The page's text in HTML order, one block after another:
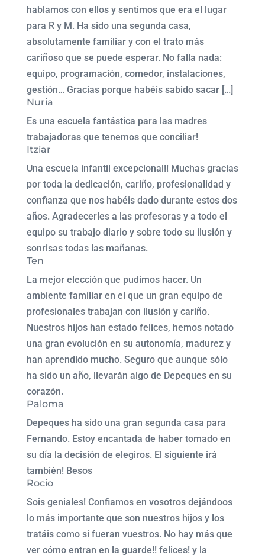
hablamos con ellos y sentimos que era el lugar
para R y M. Ha sido una segunda casa,
absolutamente familiar y con el trato más
cariñoso que se puede esperar. No falla nada:
equipo, programación, comedor, instalaciones,
gestión… Gracias porque habéis sabido sacar […]
Nuria
Es una escuela fantástica para las madres
trabajadoras que tenemos que conciliar!
Itziar
Una escuela infantil excepcional!! Muchas gracias
por toda la dedicación, cariño, profesionalidad y
confianza que nos habéis dado durante estos dos
años. Agradecerles a las profesoras y a todo el
equipo su trabajo diario y sobre todo su ilusión y
sonrisas todas las mañanas.
Ten
La mejor elección que pudimos hacer. Un
ambiente familiar en el que un gran equipo de
profesionales trabajan con ilusión y cariño.
Nuestros hijos han estado felices, hemos notado
una gran evolución en su autonomía, madurez y
han aprendido mucho. Seguro que aunque sólo
ha sido un año, llevarán algo de Depeques en su
corazón.
Paloma
Depeques ha sido una gran segunda casa para
Fernando. Estoy encantada de haber tomado en
su día la decisión de elegiros. El siguiente irá
también! Besos
Rocio
Sois geniales! Confiamos en vosotros dejándoos
lo más importante que son nuestros hijos y los
tratáis como si fueran vuestros. No hay más que
ver cómo entran en la guarde!! felices! y la